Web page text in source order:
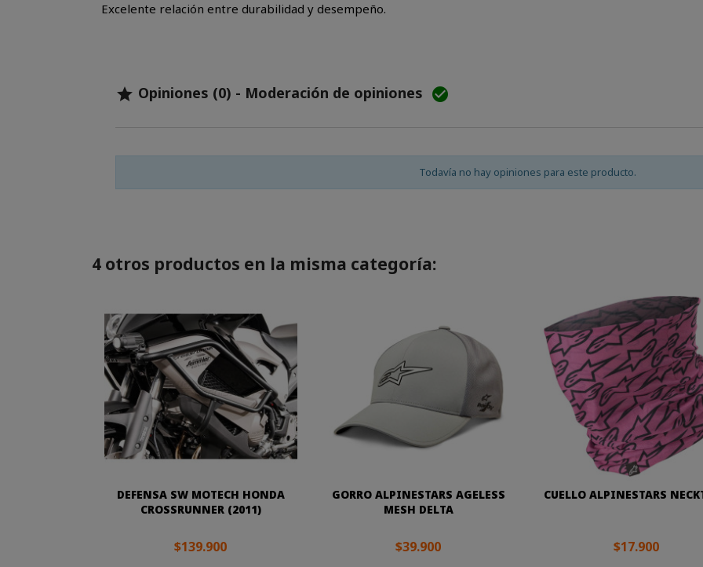
Excelente relación entre durabilidad y desempeño.
 Opiniones (0) - Moderación de opiniones 
Todavía no hay opiniones para este producto.
4 otros productos en la misma categoría:
DEFENSA SW MOTECH HONDA
CROSSRUNNER (2011)
$139.900
GORRO ALPINESTARS AGELESS
MESH DELTA
$39.900
CUELLO ALPINESTARS
$17.900